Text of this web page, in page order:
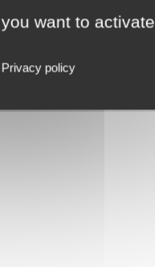
want to activate
Privacy policy